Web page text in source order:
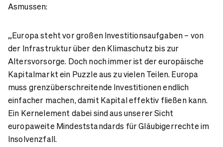
Asmussen:
„Europa steht vor großen Investitionsaufgaben – von
der Infrastruktur über den Klimaschutz bis zur
Altersvorsorge. Doch noch immer ist der europäische
Kapitalmarkt ein Puzzle aus zu vielen Teilen. Europa
muss grenzüberschreitende Investitionen endlich
einfacher machen, damit Kapital effektiv fließen kann.
Ein Kernelement dabei sind aus unserer Sicht
europaweite Mindeststandards für Gläubigerrechte im
Insolvenzfall.